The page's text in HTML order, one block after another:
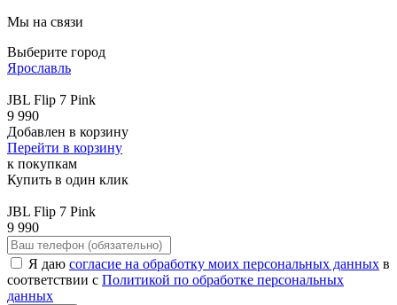
Мы на связи
Выберите город
Ярославль
JBL Flip 7 Pink
9 990
Добавлен в корзину
Перейти в корзину
к покупкам
Купить в один клик
JBL Flip 7 Pink
9 990
Я даю согласие на обработку моих персональных данных в
соответствии с Политикой по обработке персональных
данных